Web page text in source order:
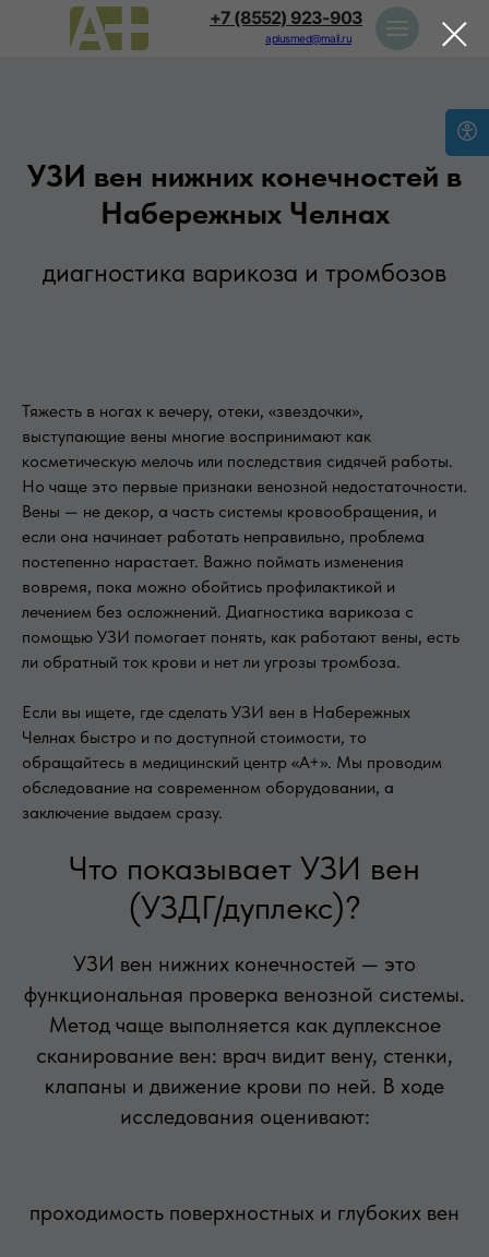
+7 (8552) 923-903
aplusmed@mail.ru
УЗИ вен нижних конечностей в
Набережных Челнах
диагностика варикоза и тромбозов
Тяжесть в ногах к вечеру, отеки, «звездочки»,
выступающие вены многие воспринимают как
косметическую мелочь или последствия сидячей работы.
Но чаще это первые признаки венозной недостаточности.
Вены — не декор, а часть системы кровообращения, и
если она начинает работать неправильно, проблема
постепенно нарастает. Важно поймать изменения
вовремя, пока можно обойтись профилактикой и
лечением без осложнений. Диагностика варикоза с
помощью УЗИ помогает понять, как работают вены, есть
ли обратный ток крови и нет ли угрозы тромбоза.
Если вы ищете, где сделать УЗИ вен в Набережных
Челнах быстро и по доступной стоимости, то
обращайтесь в медицинский центр «А+». Мы проводим
обследование на современном оборудовании, а
заключение выдаем сразу.
Что показывает УЗИ вен
(УЗДГ/дуплекс)?
УЗИ вен нижних конечностей — это
функциональная проверка венозной системы.
Метод чаще выполняется как дуплексное
сканирование вен: врач видит вену, стенки,
клапаны и движение крови по ней. В ходе
исследования оценивают:
проходимость поверхностных и глубоких вен